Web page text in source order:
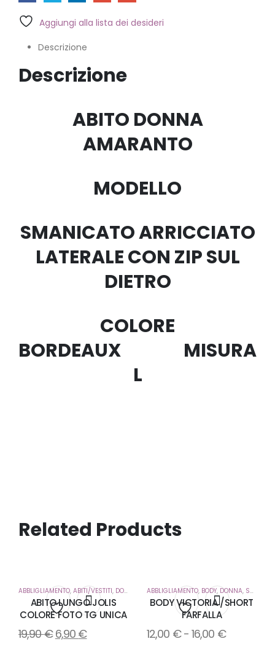
Aggiungi alla lista dei desideri
Descrizione
Descrizione
ABITO DONNA
AMARANTO
MODELLO
SMANICATO ARRICCIATO
LATERALE CON ZIP SUL
DIETRO
COLORE
BORDEAUX MISURA
L
Related Products
Aggiungi
ABBLIGLIAMENTO, ABITI/VESTITI, DONNA
ABITO LUNGO JOLIS
COLORE FOTO TG UNICA
19,90€ 6,90 €
Aggiungi
ABBLIGLIAMENTO, BODY, DONNA, SHORT
BODY VICTORIA /SHORT
FARFALLA
12,00 € - 16,00 €